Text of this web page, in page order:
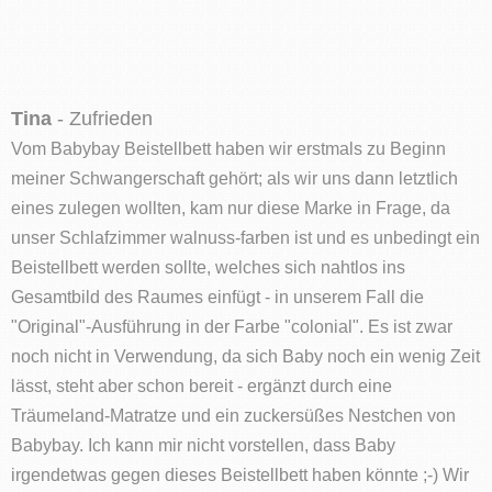
Tina - Zufrieden
Vom Babybay Beistellbett haben wir erstmals zu Beginn
meiner Schwangerschaft gehört; als wir uns dann letztlich
eines zulegen wollten, kam nur diese Marke in Frage, da
unser Schlafzimmer walnuss-farben ist und es unbedingt ein
Beistellbett werden sollte, welches sich nahtlos ins
Gesamtbild des Raumes einfügt - in unserem Fall die
"Original"-Ausführung in der Farbe "colonial". Es ist zwar
noch nicht in Verwendung, da sich Baby noch ein wenig Zeit
lässt, steht aber schon bereit - ergänzt durch eine
Träumeland-Matratze und ein zuckersüßes Nestchen von
Babybay. Ich kann mir nicht vorstellen, dass Baby
irgendetwas gegen dieses Beistellbett haben könnte ;-) Wir